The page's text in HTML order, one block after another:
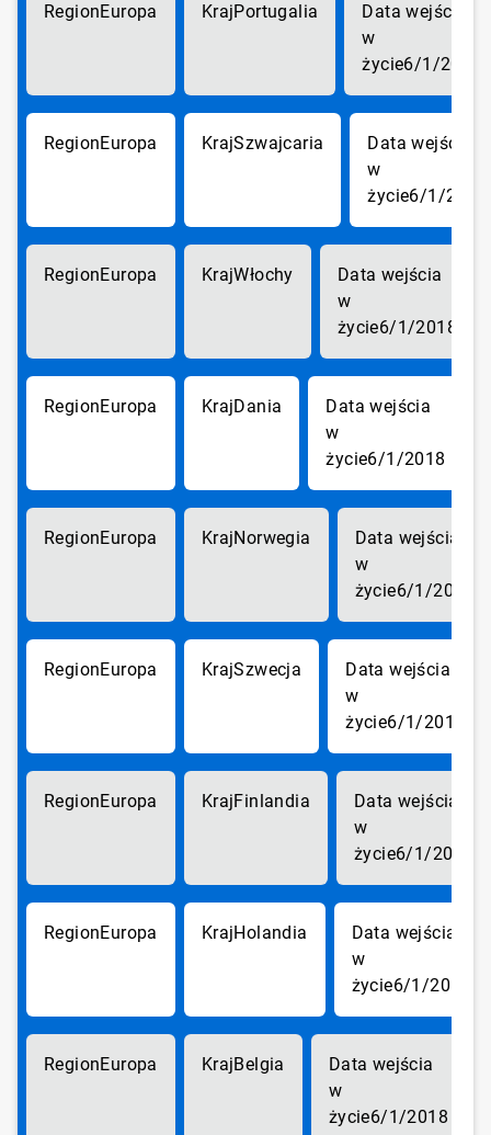
Europa Portugalia
6/1/2018
Europa Szwajcaria
6/1/2018
Europa Włochy
6/1/2018
Europa Dania
6/1/2018
Europa Norwegia
6/1/2018
Europa Szwecja
6/1/2018
Europa Finlandia
6/1/2018
Europa Holandia
6/1/2018
Europa Belgia
6/1/2018